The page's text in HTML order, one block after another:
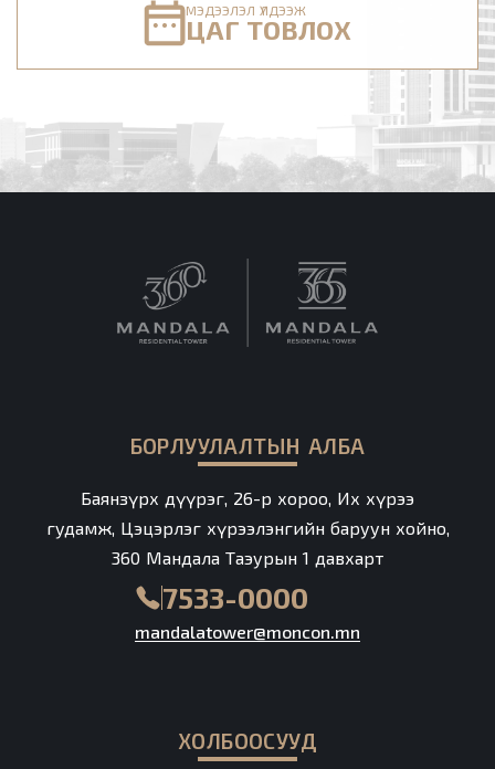
МЭДЭЭЛЭЛ ҮЛДЭЭЖ
ЦАГ ТОВЛОХ
БОРЛУУЛАЛТЫН АЛБА
Баянзүрх дүүрэг, 26-р хороо, Их хүрээ
гудамж, Цэцэрлэг хүрээлэнгийн баруун хойно,
360 Мандала Таэурын 1 давхарт
7533-0000
mandalatower@moncon.mn
ХОЛБООСУУД